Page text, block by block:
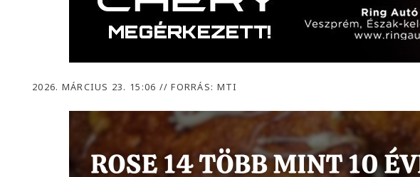
2026. MÁRCIUS 23. 15:06 // FORRÁS: MTI